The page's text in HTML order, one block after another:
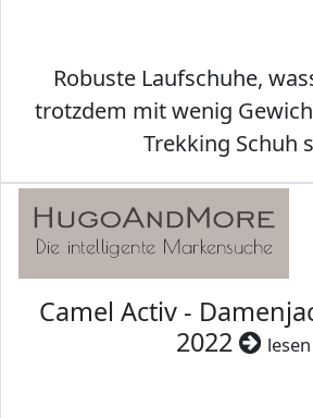
Robuste Laufschuhe,
trotzdem mit wenig
Trekking Schuh
Camel Activ -
2022
lesen